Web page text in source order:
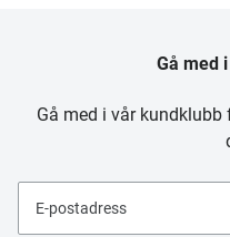
Gå med
Gå med i vår
E-postadress